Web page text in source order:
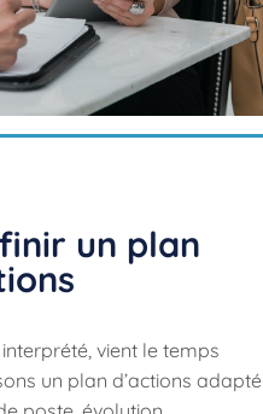
un plan
vient le temps
un plan d’actions adapté